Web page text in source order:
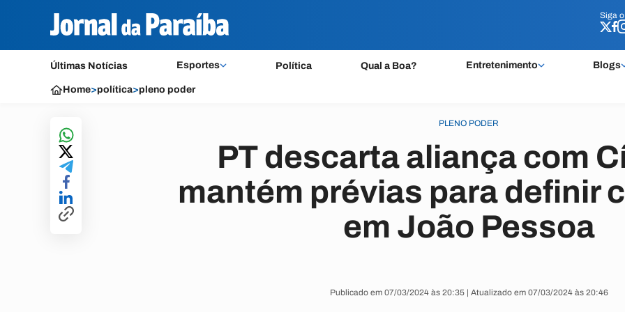
Siga o
Últimas Notícias Esportes Política Qual a Boa? Entretenimento Blogs
Siga o
Home>política>pleno poder
PLENO PODER
PT descarta aliança com
mantém prévias para definir
em João Pessoa
Publicado em 07/03/2024 às 20:35 | Atualizado em 07/03/2024 às 20:46